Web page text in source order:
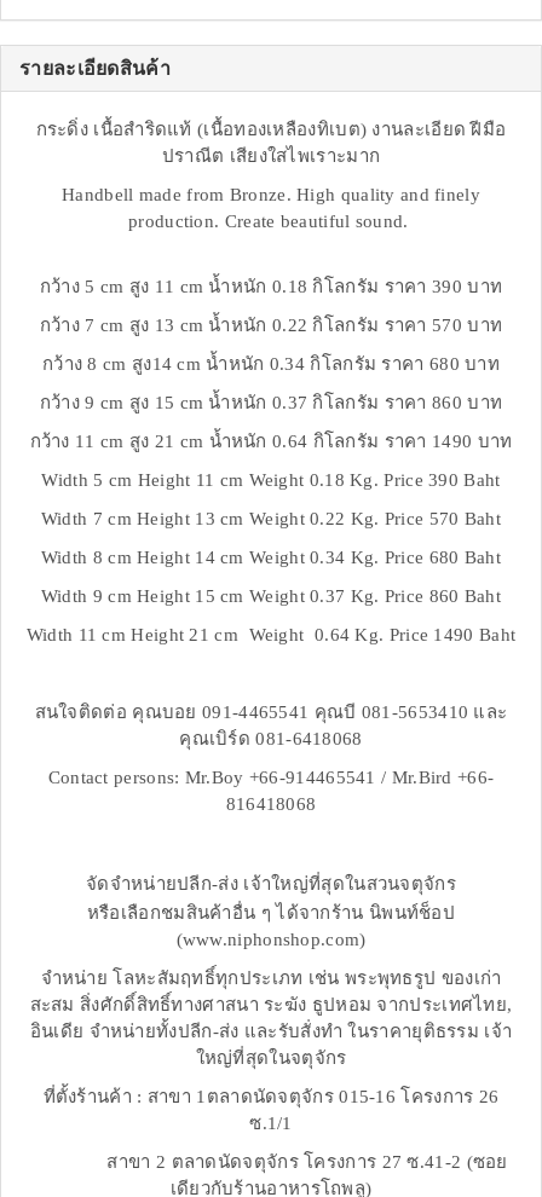
รายละเอียดสินค้า
กระดิ่ง เนื้อสำริดแท้ (เนื้อทองเหลืองทิเบต) งานละเอียด ฝีมือ
ปราณีต เสียงใสไพเราะมาก
Handbell made from Bronze. High quality and finely
production. Create beautiful sound.
กว้าง 5 cm สูง 11 cm น้ำหนัก 0.18 กิโลกรัม ราคา 390 บาท
กว้าง 7 cm สูง 13 cm น้ำหนัก 0.22 กิโลกรัม ราคา 570 บาท
กว้าง 8 cm สูง14 cm น้ำหนัก 0.34 กิโลกรัม ราคา 680 บาท
กว้าง 9 cm สูง 15 cm น้ำหนัก 0.37 กิโลกรัม ราคา 860 บาท
กว้าง 11 cm สูง 21 cm น้ำหนัก 0.64 กิโลกรัม ราคา 1490 บาท
Width 5 cm Height 11 cm Weight 0.18 Kg. Price 390 Baht
Width 7 cm Height 13 cm Weight 0.22 Kg. Price 570 Baht
Width 8 cm Height 14 cm Weight 0.34 Kg. Price 680 Baht
Width 9 cm Height 15 cm Weight 0.37 Kg. Price 860 Baht
Width 11 cm Height 21 cm Weight 0.64 Kg. Price 1490 Baht
สนใจติดต่อ คุณบอย 091-4465541 คุณบี 081-5653410 และ
คุณเบิร์ด 081-6418068
Contact persons: Mr.Boy +66-914465541 / Mr.Bird +66-
816418068
จัดจำหน่ายปลีก-ส่ง เจ้าใหญ่ที่สุดในสวนจตุจักร
หรือเลือกชมสินค้าอื่น ๆ ได้จากร้าน นิพนท์ช็อป
(www.niphonshop.com)
จำหน่าย โลหะสัมฤทธิ์ทุกประเภท เช่น พระพุทธรูป ของเก่า
สะสม สิ่งศักดิ์สิทธิ์ทางศาสนา ระฆัง ธูปหอม จากประเทศไทย,
อินเดีย จำหน่ายทั้งปลีก-ส่ง และรับสั่งทำ ในราคายุติธรรม เจ้า
ใหญ่ที่สุดในจตุจักร
ที่ตั้งร้านค้า : สาขา 1ตลาดนัดจตุจักร 015-16 โครงการ 26
ซ.1/1
สาขา 2 ตลาดนัดจตุจักร โครงการ 27 ซ.41-2 (ซอย
เดียวกับร้านอาหารโถพลู)